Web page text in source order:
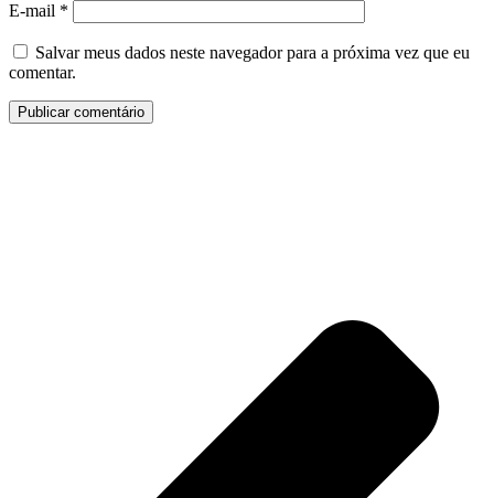
E-mail *
Salvar meus dados neste navegador para a próxima vez que eu
comentar.